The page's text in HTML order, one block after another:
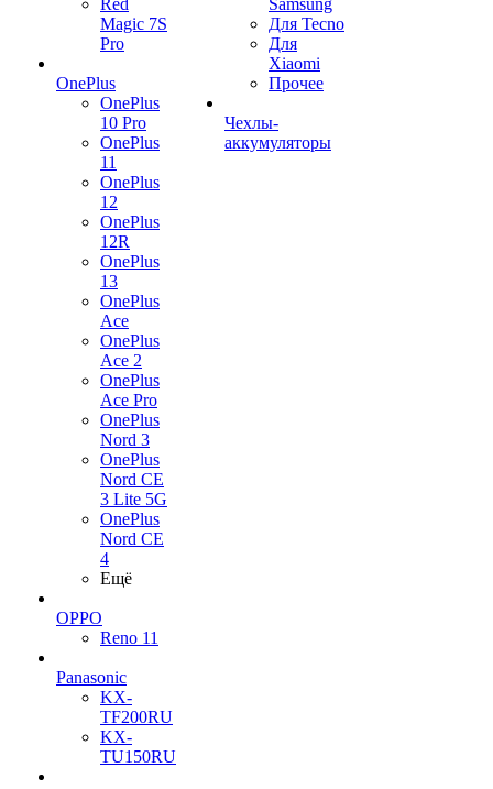
Red
Magic 7S
Pro
OnePlus
OnePlus
10 Pro
OnePlus
11
OnePlus
12
OnePlus
12R
OnePlus
13
OnePlus
Ace
OnePlus
Ace 2
OnePlus
Ace Pro
OnePlus
Nord 3
OnePlus
Nord CE
3 Lite 5G
OnePlus
Nord CE
4
Ещё
OPPO
Reno 11
Panasonic
KX-
TF200RU
KX-
TU150RU
Samsung
Для Tecno
Для
Xiaomi
Прочее
Чехлы-
аккумуляторы